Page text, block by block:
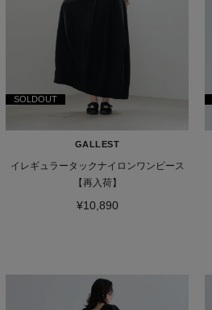
SOLDOUT
GALLEST
イレギュラータックナイロンワンピース
【再入荷】
¥10,890